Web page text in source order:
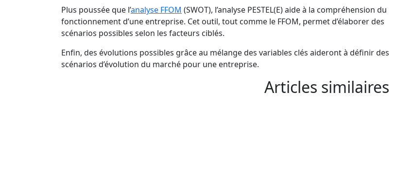
Plus poussée que l’analyse FFOM (SWOT), l’analyse PESTEL(E) aide à la compréhension du
fonctionnement d’une entreprise. Cet outil, tout comme le FFOM, permet d’élaborer des
scénarios possibles selon les facteurs ciblés.
Enfin, des évolutions possibles grâce au mélange des variables clés aideront à définir des
scénarios d’évolution du marché pour une entreprise.
Articles similaires